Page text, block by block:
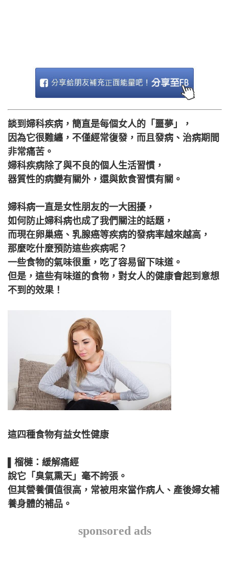
談到婦科疾病，簡直是每個女人的「噩夢」，
因為它很難纏，不僅經常復發，而且發病、治病期間
非常痛苦。
婦科疾病除了與不良的個人生活習慣，
器質性的病變有關外，還與飲食習慣有關。
婦科病一直是女性朋友的一大困擾，
如何防止婦科病也成了我們關注的話題，
而現在卵巢癌、乳腺癌等疾病的發病率越來越高，
那麼吃什麼預防這些疾病呢？
一些食物的氣味很重，吃了容易留下味道。
但是，這些有味道的食物，對女人的健康會起到意想
不到的效果！
這四種食物有益女性健康
▌榴槤：緩解痛經
說它「臭氣熏天」毫不誇張。
但其營養價值很高，常被用來當作病人、產後婦女補
養身體的補品。
sponsored ads